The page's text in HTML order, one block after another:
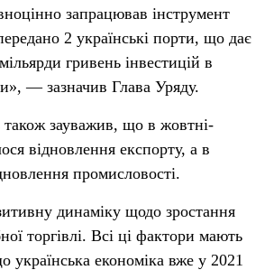
запрацював інструмент
2 українські порти, що дає
гривень інвестицій в
— зазначив Глава Уряду.
зауважив, що в жовтні-
відновлення експорту, а в
промисловості.
динаміку щодо зростання
торгівлі. Всі ці фактори мають
українська економіка вже у 2021